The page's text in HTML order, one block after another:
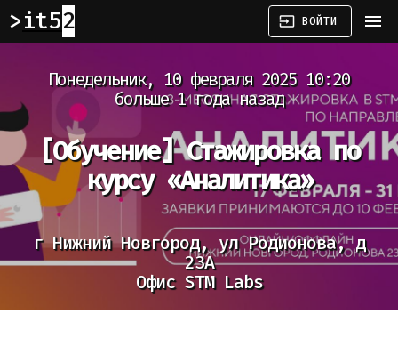
it52 input ВОЙТИ menu
Понедельник, 10 февраля 2025 10:20
больше 1 года назад
[Обучение] Стажировка по
курсу «Аналитика»
г Нижний Новгород, ул Родионова, д
23А
Офис STM Labs